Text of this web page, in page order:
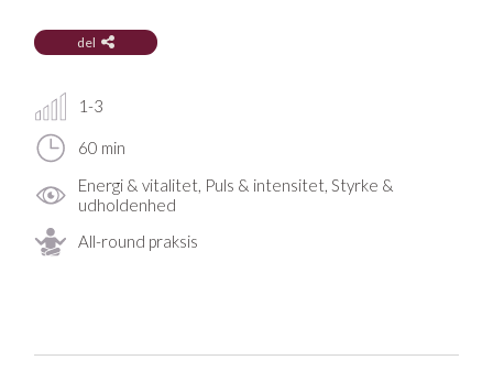
del
1-3
60 min
Energi & vitalitet, Puls & intensitet, Styrke &
udholdenhed
All-round praksis